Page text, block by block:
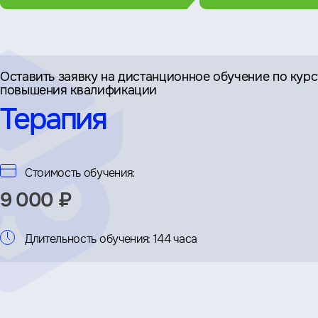
Оставить заявку на дистан­ционное обучение по
повышения квалификации
Терапия
Стоимость обучения:
9 000 ₽
Длительность обучения: 144 часа